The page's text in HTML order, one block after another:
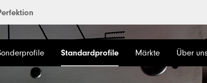
Standardprofile Märkte Über